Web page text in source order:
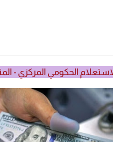
الحكومي المركزي -